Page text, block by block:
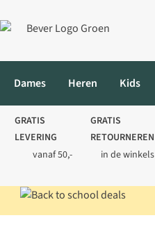
Dames Heren Kids
GRATIS
LEVERING
vanaf 50,-
GRATIS
RETOURNEREN
in de winkels